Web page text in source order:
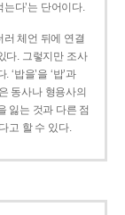
는다’는 단어이다.
체언 뒤에 연결
다. 그렇지만 조사
밥을’을 ‘밥’과
동사나 형용사의
잃는 것과 다른 점
고 할 수 있다.